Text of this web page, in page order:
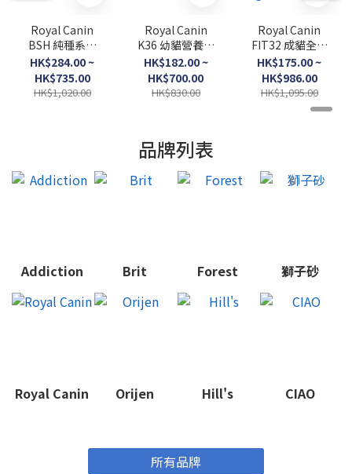
Royal Canin
BSH 純種系列
英短成貓專屬配
方．
2kg/4kg/10kg
HK$284.00 ~
HK$735.00
HK$1,020.00
Royal Canin
K36 幼貓營養配
方．
2kg/4kg/10kg
HK$182.00 ~
HK$700.00
HK$830.00
Royal Canin
FIT32 成貓全效
健康營養配方．
2kg/4kg/10kg
/15kg（貓貓乾
HK$175.00 ~
HK$986.00
HK$1,095.00
品牌列表
Addiction Brit Forest 獅子砂
Royal Canin Orijen Hill's CIAO
所有品牌